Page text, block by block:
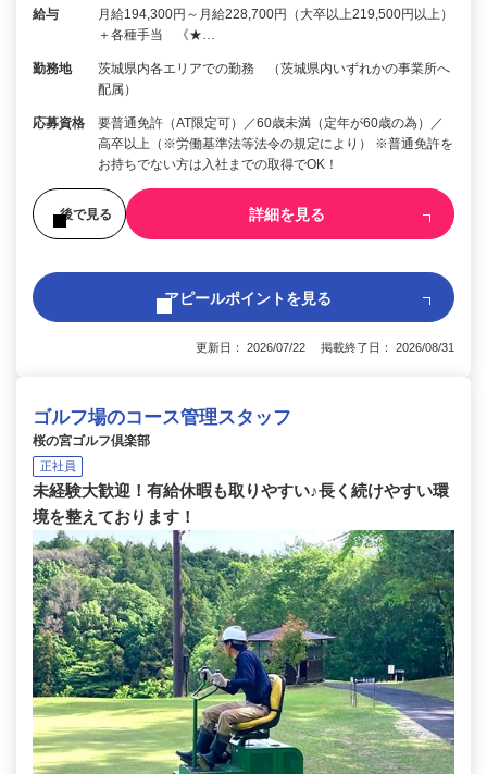
給与
月給194,300円～月給228,700円（大卒以上219,500円以上）
＋各種手当 《★…
勤務地
茨城県内各エリアでの勤務 （茨城県内いずれかの事業所へ
配属）
応募資格
要普通免許（AT限定可）／60歳未満（定年が60歳の為）／
高卒以上（※労働基準法等法令の規定により） ※普通免許を
お持ちでない方は入社までの取得でOK！
後で見る 詳細を見る
アピールポイントを見る
更新日： 2026/07/22 掲載終了日： 2026/08/31
ゴルフ場のコース管理スタッフ
桜の宮ゴルフ倶楽部
正社員
未経験大歓迎！有給休暇も取りやすい♪長く続けやすい環
境を整えております！